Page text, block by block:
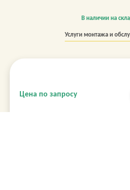
В наличии на
Услуги монтажа и
Цена по запросу